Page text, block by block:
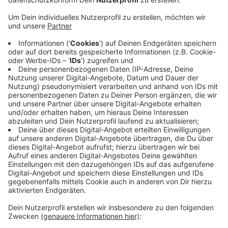
Sankt-Anton-Straße in Krefeld wird am Mittwoch
(24.04. Bezirksvertretung Mitte) erstmals in der Politik
besprochen. Hier hat die Stadt vor kurzem eine
Problemimmobilie abgerissen. Die schmale Fläche
zwischen den Häusern soll künftig zum Beispiel als
Schul- und Lehrgarten genutzt werden. Anwohner
sollen hier außerdem Obst und Gemüse anbauen
können. Gleichzeitig schaffe man so einen
Erholungsort an heißen Tagen, heißt es in der Vorlage.
Im Zuge des Klimawandels werde eine solche
Begrünung von Flächen immer wichtiger.
Anzeige